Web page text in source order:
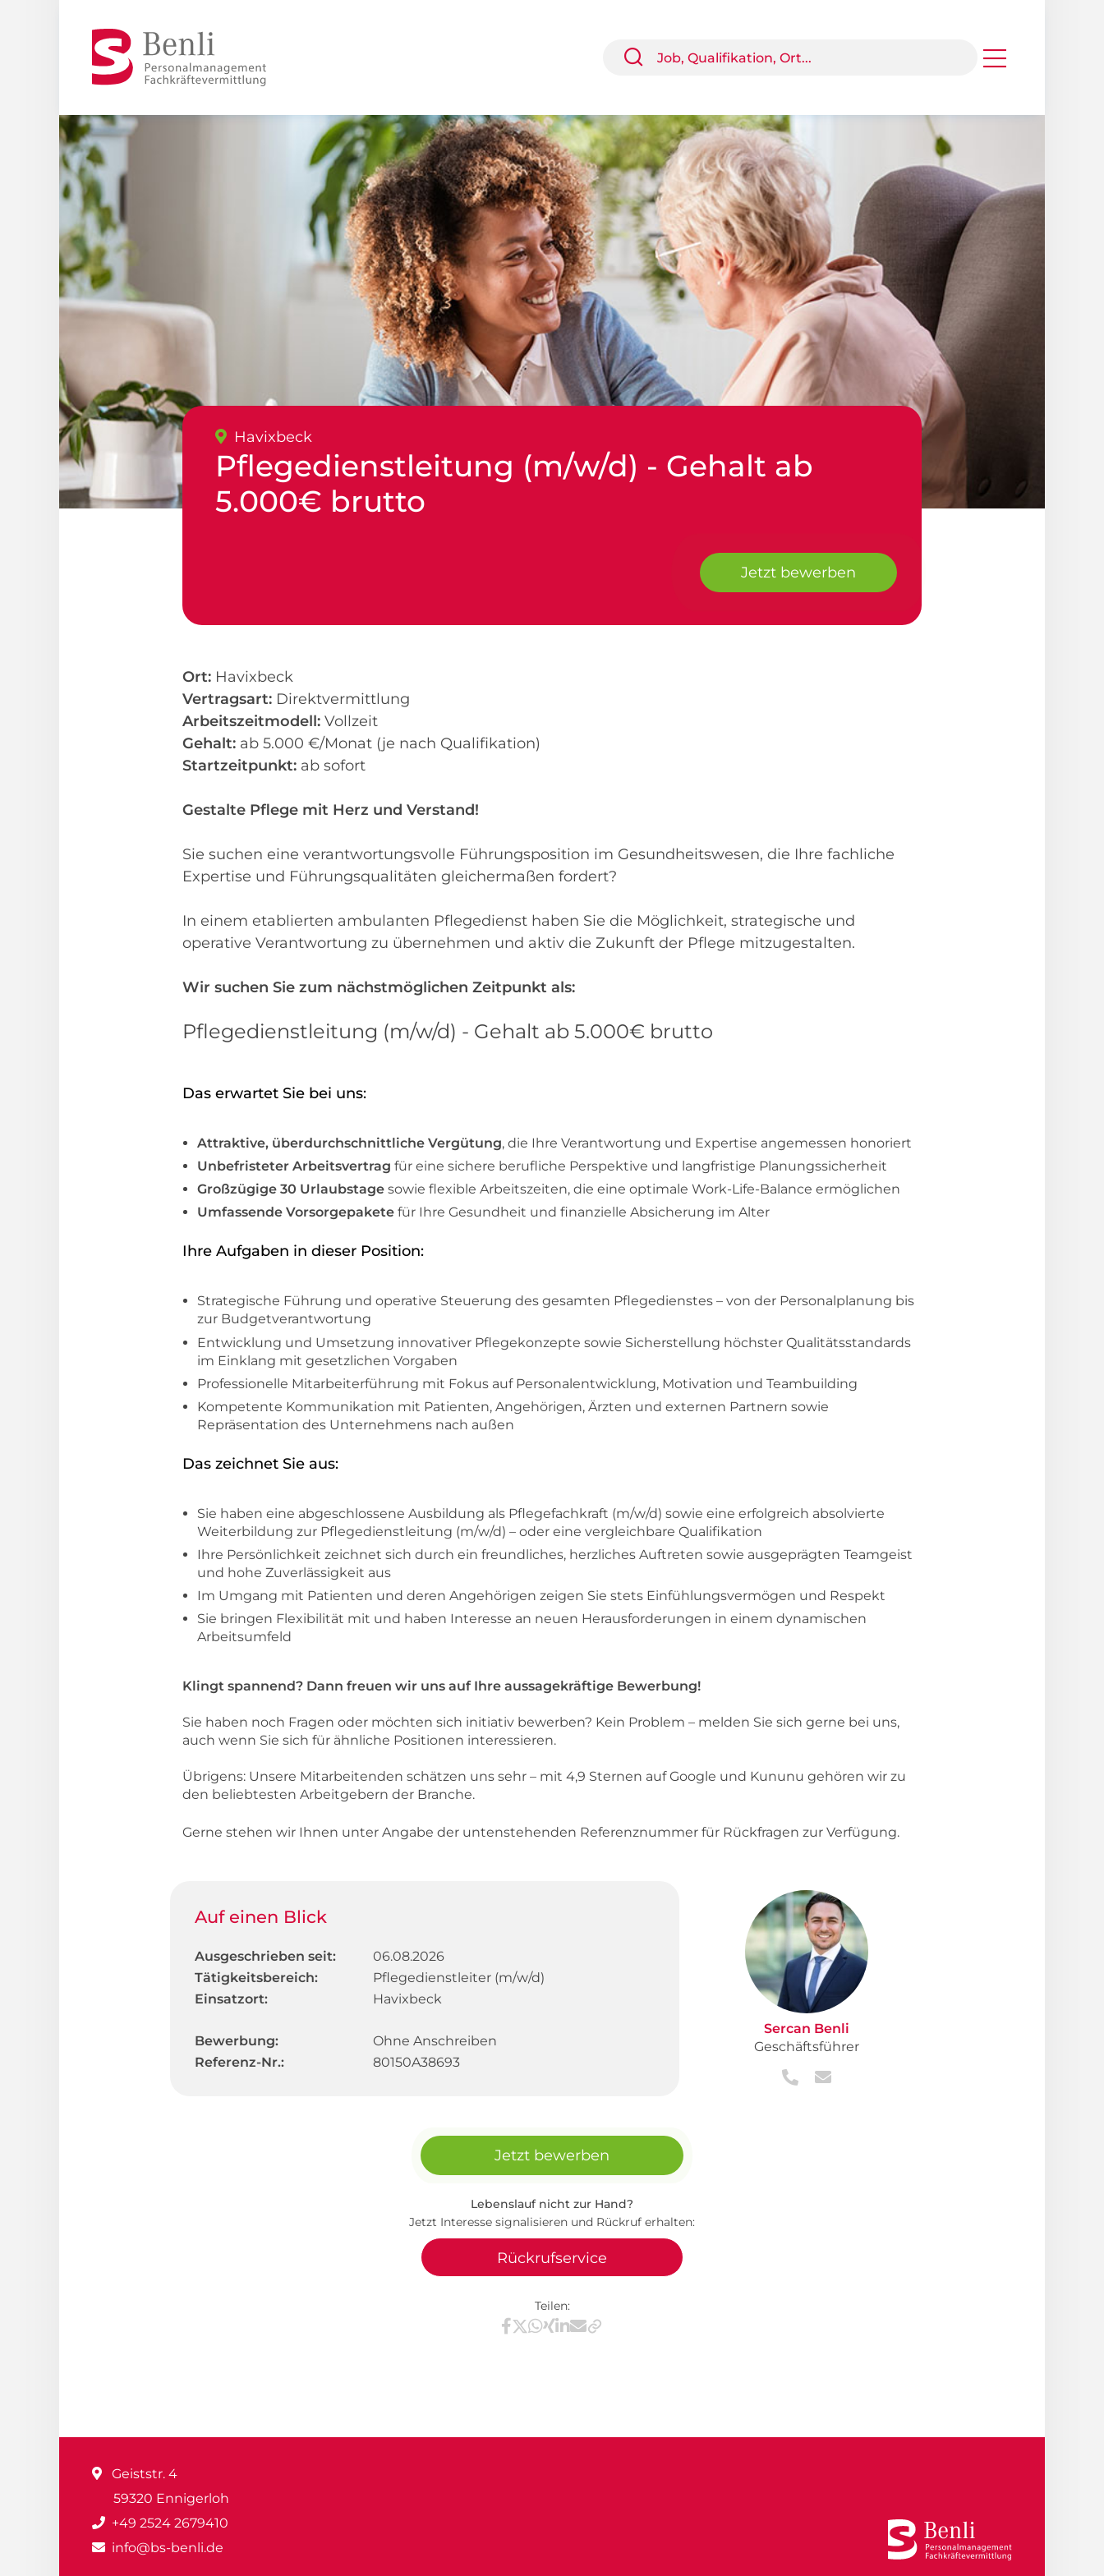
Havixbeck
Pflegedienstleitung (m/w/d) - Gehalt ab
5.000€ brutto
Jetzt bewerben
Ort: Havixbeck
Vertragsart: Direktvermittlung
Arbeitszeitmodell: Vollzeit
Gehalt: ab 5.000 €/Monat (je nach Qualifikation)
Startzeitpunkt: ab sofort
Gestalte Pflege mit Herz und Verstand!
Sie suchen eine verantwortungsvolle Führungsposition im Gesundheitswesen, die Ihre fachliche
Expertise und Führungsqualitäten gleichermaßen fordert?
In einem etablierten ambulanten Pflegedienst haben Sie die Möglichkeit, strategische und
operative Verantwortung zu übernehmen und aktiv die Zukunft der Pflege mitzugestalten.
Wir suchen Sie zum nächstmöglichen Zeitpunkt als:
Pflegedienstleitung (m/w/d) - Gehalt ab 5.000€ brutto
Das erwartet Sie bei uns:
Attraktive, überdurchschnittliche Vergütung, die Ihre Verantwortung und Expertise angemessen honoriert
Unbefristeter Arbeitsvertrag für eine sichere berufliche Perspektive und langfristige Planungssicherheit
Großzügige 30 Urlaubstage sowie flexible Arbeitszeiten, die eine optimale Work-Life-Balance ermöglichen
Umfassende Vorsorgepakete für Ihre Gesundheit und finanzielle Absicherung im Alter
Ihre Aufgaben in dieser Position:
Strategische Führung und operative Steuerung des gesamten Pflegedienstes – von der Personalplanung bis
zur Budgetverantwortung
Entwicklung und Umsetzung innovativer Pflegekonzepte sowie Sicherstellung höchster Qualitätsstandards
im Einklang mit gesetzlichen Vorgaben
Professionelle Mitarbeiterführung mit Fokus auf Personalentwicklung, Motivation und Teambuilding
Kompetente Kommunikation mit Patienten, Angehörigen, Ärzten und externen Partnern sowie
Repräsentation des Unternehmens nach außen
Das zeichnet Sie aus:
Sie haben eine abgeschlossene Ausbildung als Pflegefachkraft (m/w/d) sowie eine erfolgreich absolvierte
Weiterbildung zur Pflegedienstleitung (m/w/d) – oder eine vergleichbare Qualifikation
Ihre Persönlichkeit zeichnet sich durch ein freundliches, herzliches Auftreten sowie ausgeprägten Teamgeist
und hohe Zuverlässigkeit aus
Im Umgang mit Patienten und deren Angehörigen zeigen Sie stets Einfühlungsvermögen und Respekt
Sie bringen Flexibilität mit und haben Interesse an neuen Herausforderungen in einem dynamischen
Arbeitsumfeld
Klingt spannend? Dann freuen wir uns auf Ihre aussagekräftige Bewerbung!
Sie haben noch Fragen oder möchten sich initiativ bewerben? Kein Problem – melden Sie sich gerne bei uns,
auch wenn Sie sich für ähnliche Positionen interessieren.
Übrigens: Unsere Mitarbeitenden schätzen uns sehr – mit 4,9 Sternen auf Google und Kununu gehören wir zu
den beliebtesten Arbeitgebern der Branche.
Gerne stehen wir Ihnen unter Angabe der untenstehenden Referenznummer für Rückfragen zur Verfügung.
Auf einen Blick
Ausgeschrieben seit:
06.08.2026
Tätigkeitsbereich:
Pflegedienstleiter (m/w/d)
Einsatzort:
Havixbeck
Bewerbung:
Ohne Anschreiben
Referenz-Nr.:
80150A38693
Sercan Benli
Geschäftsführer
Jetzt bewerben
Lebenslauf nicht zur Hand?
Jetzt Interesse signalisieren und Rückruf erhalten:
Rückrufservice
Teilen:
Teilen via Facebook
Teilen via X / Twitter
Teilen via WhatsApp
Teilen via Xing
Teilen via LinkedIn
Teilen via E-Mail
Geiststr. 4
59320 Ennigerloh
+49 2524 2679410
info@bs-benli.de